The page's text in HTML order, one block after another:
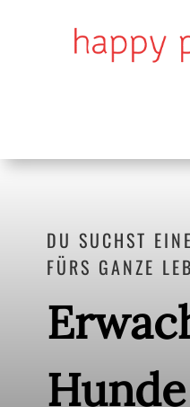
DU SUCHST
FÜRS GANZE
Hunde